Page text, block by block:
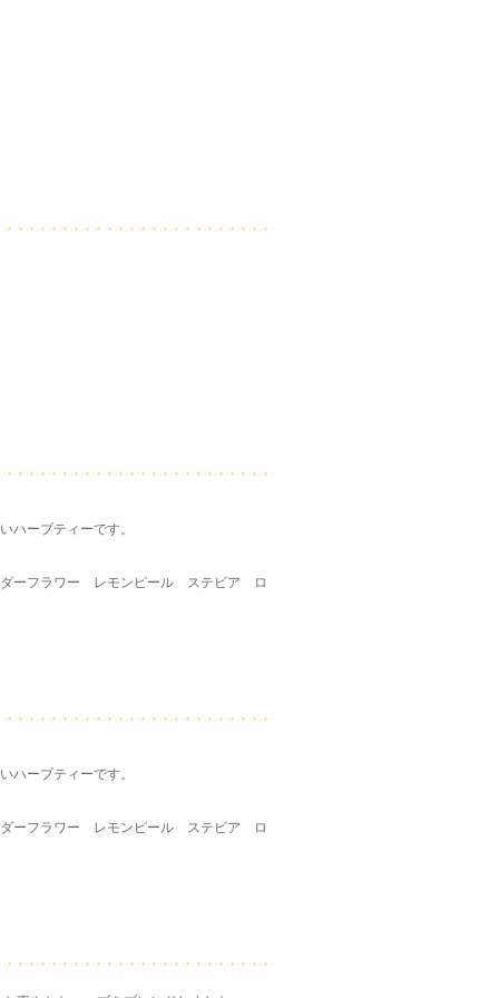
ハーブティーです。
ーフラワー レモンピール ステビア ロ
ハーブティーです。
ーフラワー レモンピール ステビア ロ